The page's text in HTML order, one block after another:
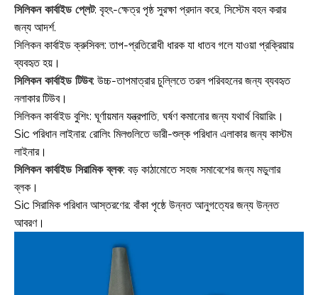
সিলিকন কার্বাইড প্লেট: বৃহৎ-ক্ষেত্র পৃষ্ঠ সুরক্ষা প্রদান করে, সিস্টেম বহন করার
জন্য আদর্শ.
সিলিকন কার্বাইড ক্রুসিবল: তাপ-প্রতিরোধী ধারক যা ধাতব গলে যাওয়া প্রক্রিয়ায়
ব্যবহৃত হয়।
সিলিকন কার্বাইড টিউব: উচ্চ-তাপমাত্রার চুল্লিতে তরল পরিবহনের জন্য ব্যবহৃত
নলাকার টিউব।
সিলিকন কার্বাইড বুশিং: ঘূর্ণায়মান যন্ত্রপাতি, ঘর্ষণ কমানোর জন্য যথার্থ বিয়ারিং।
Sic পরিধান লাইনার: রোলিং মিলগুলিতে ভারী-শুল্ক পরিধান এলাকার জন্য কাস্টম
লাইনার।
সিলিকন কার্বাইড সিরামিক ব্লক: বড় কাঠামোতে সহজ সমাবেশের জন্য মডুলার
ব্লক।
Sic সিরামিক পরিধান আস্তরণের: বাঁকা পৃষ্ঠে উন্নত আনুগত্যের জন্য উন্নত
আবরণ।